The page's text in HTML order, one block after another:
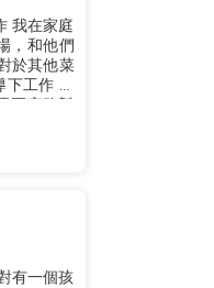
我在家庭
，和他們
於其他菜
工作 我
有一個孩